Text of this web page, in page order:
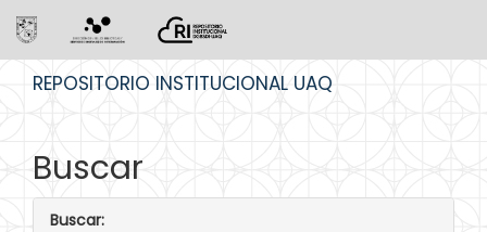
REPOSITORIO INSTITUCIONAL UAQ
Buscar
Buscar: